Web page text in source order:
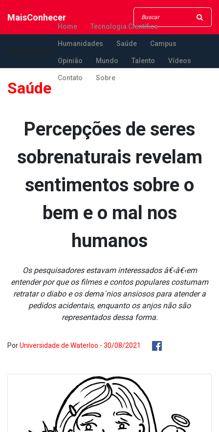
MaisConhecer
Home Tecnologia Científica
Humanidades Saúde Campus
Opinião Mundo Talento Vídeos
Contato Sobre
Saúde
Percepções de seres
sobrenaturais revelam
sentimentos sobre o
bem e o mal nos
humanos
Os pesquisadores estavam interessados â€‹â€‹em
entender por que os filmes e contos populares costumam
retratar o diabo e os dema´nios ansiosos para atender a
pedidos acidentais, enquanto os anjos não são
representados dessa forma.
PorUniversidade de Waterloo - 30/08/2021